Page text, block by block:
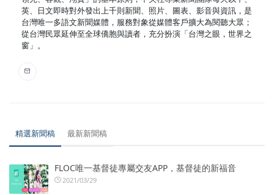
英、日文即時對外發出上千則新聞、照片、圖表、影音與資訊，是
台灣唯一多語文新聞媒體，服務對象從媒體客戶擴大為閱聽大眾；
從台灣民眾延伸至全球僑胞與讀者，充分扮演「台灣之眼，世界之
窗」。
精選新聞稿 最新新聞稿
FLOC唯一基督徒專屬交友APP，基督徒的新福音
2021/03/29